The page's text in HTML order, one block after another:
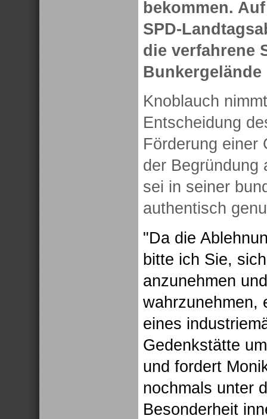
bekommen.
SPD-
die verfahrene
Knoblauch
Entscheidung
Förderung einer
der Begründung
sei in seiner
authentisch
"Da die
bitte ich Sie,
anzunehmen
wahrzunehmen,
eines
Gedenkstätte
und fordert
nochmals unter
Besonderheit